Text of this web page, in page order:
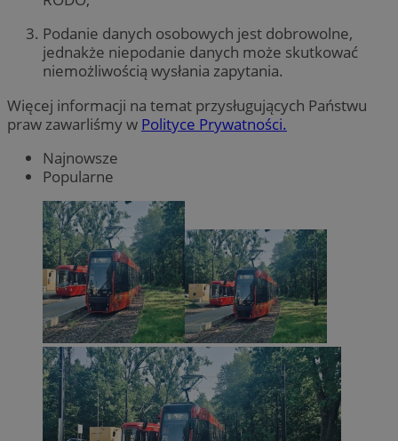
Podanie danych osobowych jest dobrowolne,
jednakże niepodanie danych może skutkować
niemożliwością wysłania zapytania.
Więcej informacji na temat przysługujących Państwu
praw zawarliśmy w Polityce Prywatności.
Najnowsze
Popularne